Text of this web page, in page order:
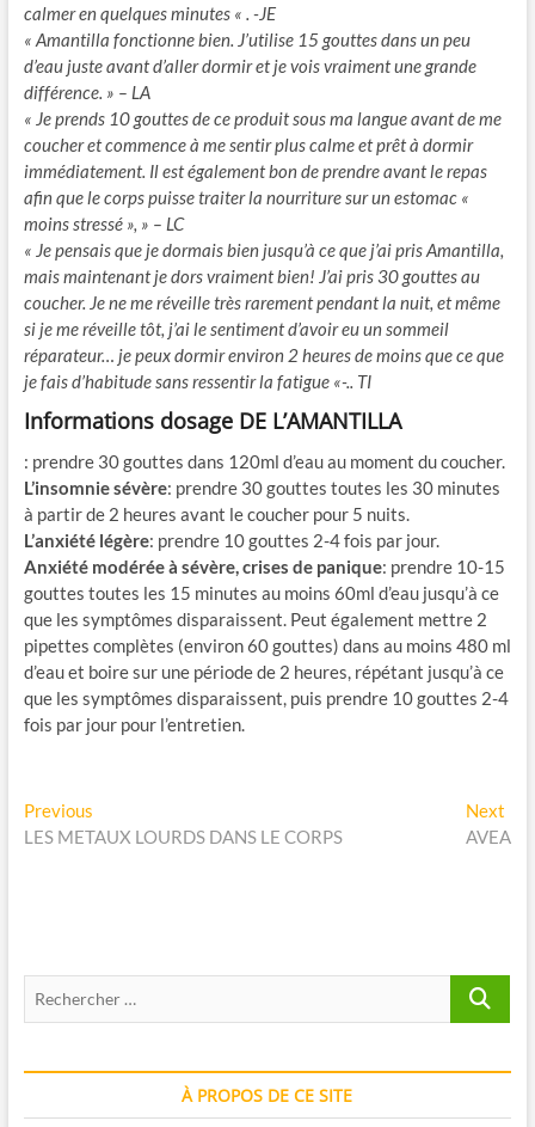
calmer en quelques minutes « . -JE
« Amantilla fonctionne bien. J’utilise 15 gouttes dans un peu
d’eau juste avant d’aller dormir et je vois vraiment une grande
différence. » – LA
« Je prends 10 gouttes de ce produit sous ma langue avant de me
coucher et commence à me sentir plus calme et prêt à dormir
immédiatement. Il est également bon de prendre avant le repas
afin que le corps puisse traiter la nourriture sur un estomac «
moins stressé », » – LC
« Je pensais que je dormais bien jusqu’à ce que j’ai pris Amantilla,
mais maintenant je dors vraiment bien! J’ai pris 30 gouttes au
coucher. Je ne me réveille très rarement pendant la nuit, et même
si je me réveille tôt, j’ai le sentiment d’avoir eu un sommeil
réparateur… je peux dormir environ 2 heures de moins que ce que
je fais d’habitude sans ressentir la fatigue «-.. TI
Informations dosage DE L’AMANTILLA
: prendre 30 gouttes dans 120ml d’eau au moment du coucher.
L’insomnie sévère: prendre 30 gouttes toutes les 30 minutes
à partir de 2 heures avant le coucher pour 5 nuits.
L’anxiété légère: prendre 10 gouttes 2-4 fois par jour.
Anxiété modérée à sévère, crises de panique: prendre 10-15
gouttes toutes les 15 minutes au moins 60ml d’eau jusqu’à ce
que les symptômes disparaissent. Peut également mettre 2
pipettes complètes (environ 60 gouttes) dans au moins 480 ml
d’eau et boire sur une période de 2 heures, répétant jusqu’à ce
que les symptômes disparaissent, puis prendre 10 gouttes 2-4
fois par jour pour l’entretien.
Navigation
de
PreviousPrevious
post:
LES METAUX LOURDS DANS LE CORPS
Next
AVEA
À PROPOS DE CE SITE